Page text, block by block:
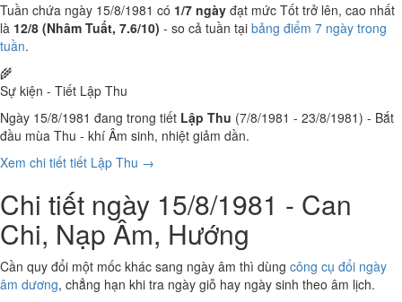
Tuần chứa ngày 15/8/1981 có 1/7 ngày đạt mức Tốt trở lên, cao nhất
là 12/8 (Nhâm Tuất, 7.6/10) - so cả tuần tại bảng điểm 7 ngày trong
tuần.
🌾
Sự kiện - Tiết Lập Thu
Ngày 15/8/1981 đang trong tiết Lập Thu (7/8/1981 - 23/8/1981) - Bắt
đầu mùa Thu - khí Âm sinh, nhiệt giảm dần.
Xem chi tiết tiết Lập Thu →
Chi tiết ngày 15/8/1981 - Can
Chi, Nạp Âm, Hướng
Cần quy đổi một mốc khác sang ngày âm thì dùng công cụ đổi ngày
âm dương, chẳng hạn khi tra ngày giỗ hay ngày sinh theo âm lịch.